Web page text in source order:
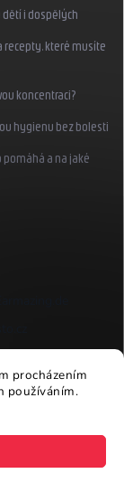
procházením
používáním.
dětí i dospělých
recepty, které musíte
koncentraci?
hygienu bez bolesti
pomáhá a na jaké
vyhrazena.